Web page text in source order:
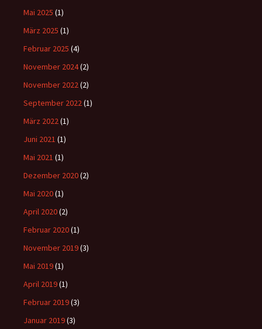
Mai 2025 (1)
März 2025 (1)
Februar 2025 (4)
November 2024(2)
November 2022(2)
September 2022(1)
März 2022(1)
Juni 2021 (1)
Mai 2021 (1)
Dezember 2020(2)
Mai 2020(1)
April 2020(2)
Februar 2020(1)
November 2019(3)
Mai 2019(1)
April 2019(1)
Februar 2019(3)
Januar 2019(3)